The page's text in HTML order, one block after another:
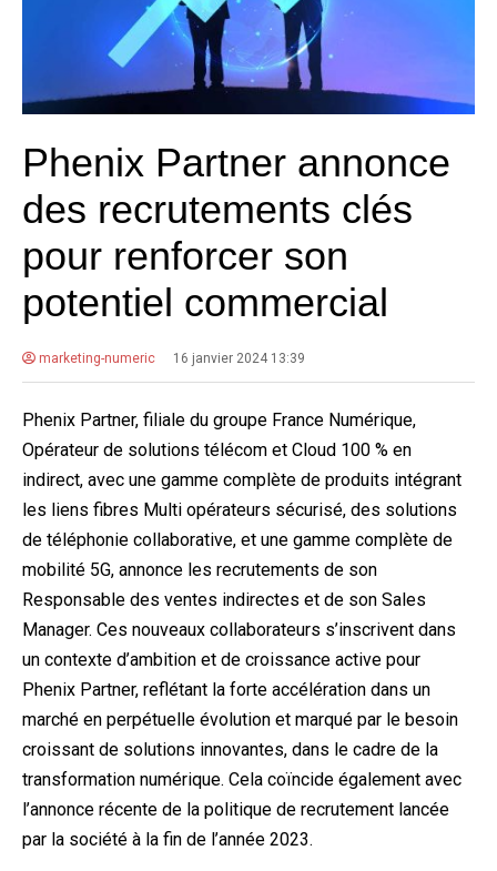
Phenix Partner annonce
des recrutements clés
pour renforcer son
potentiel commercial
marketing-numeric 16 janvier 2024 13:39
Phenix Partner, filiale du groupe France Numérique,
Opérateur de solutions télécom et Cloud 100 % en
indirect, avec une gamme complète de produits intégrant
les liens fibres Multi opérateurs sécurisé, des solutions
de téléphonie collaborative, et une gamme complète de
mobilité 5G, annonce les recrutements de son
Responsable des ventes indirectes et de son Sales
Manager. Ces nouveaux collaborateurs s’inscrivent dans
un contexte d’ambition et de croissance active pour
Phenix Partner, reflétant la forte accélération dans un
marché en perpétuelle évolution et marqué par le besoin
croissant de solutions innovantes, dans le cadre de la
transformation numérique. Cela coïncide également avec
l’annonce récente de la politique de recrutement lancée
par la société à la fin de l’année 2023.